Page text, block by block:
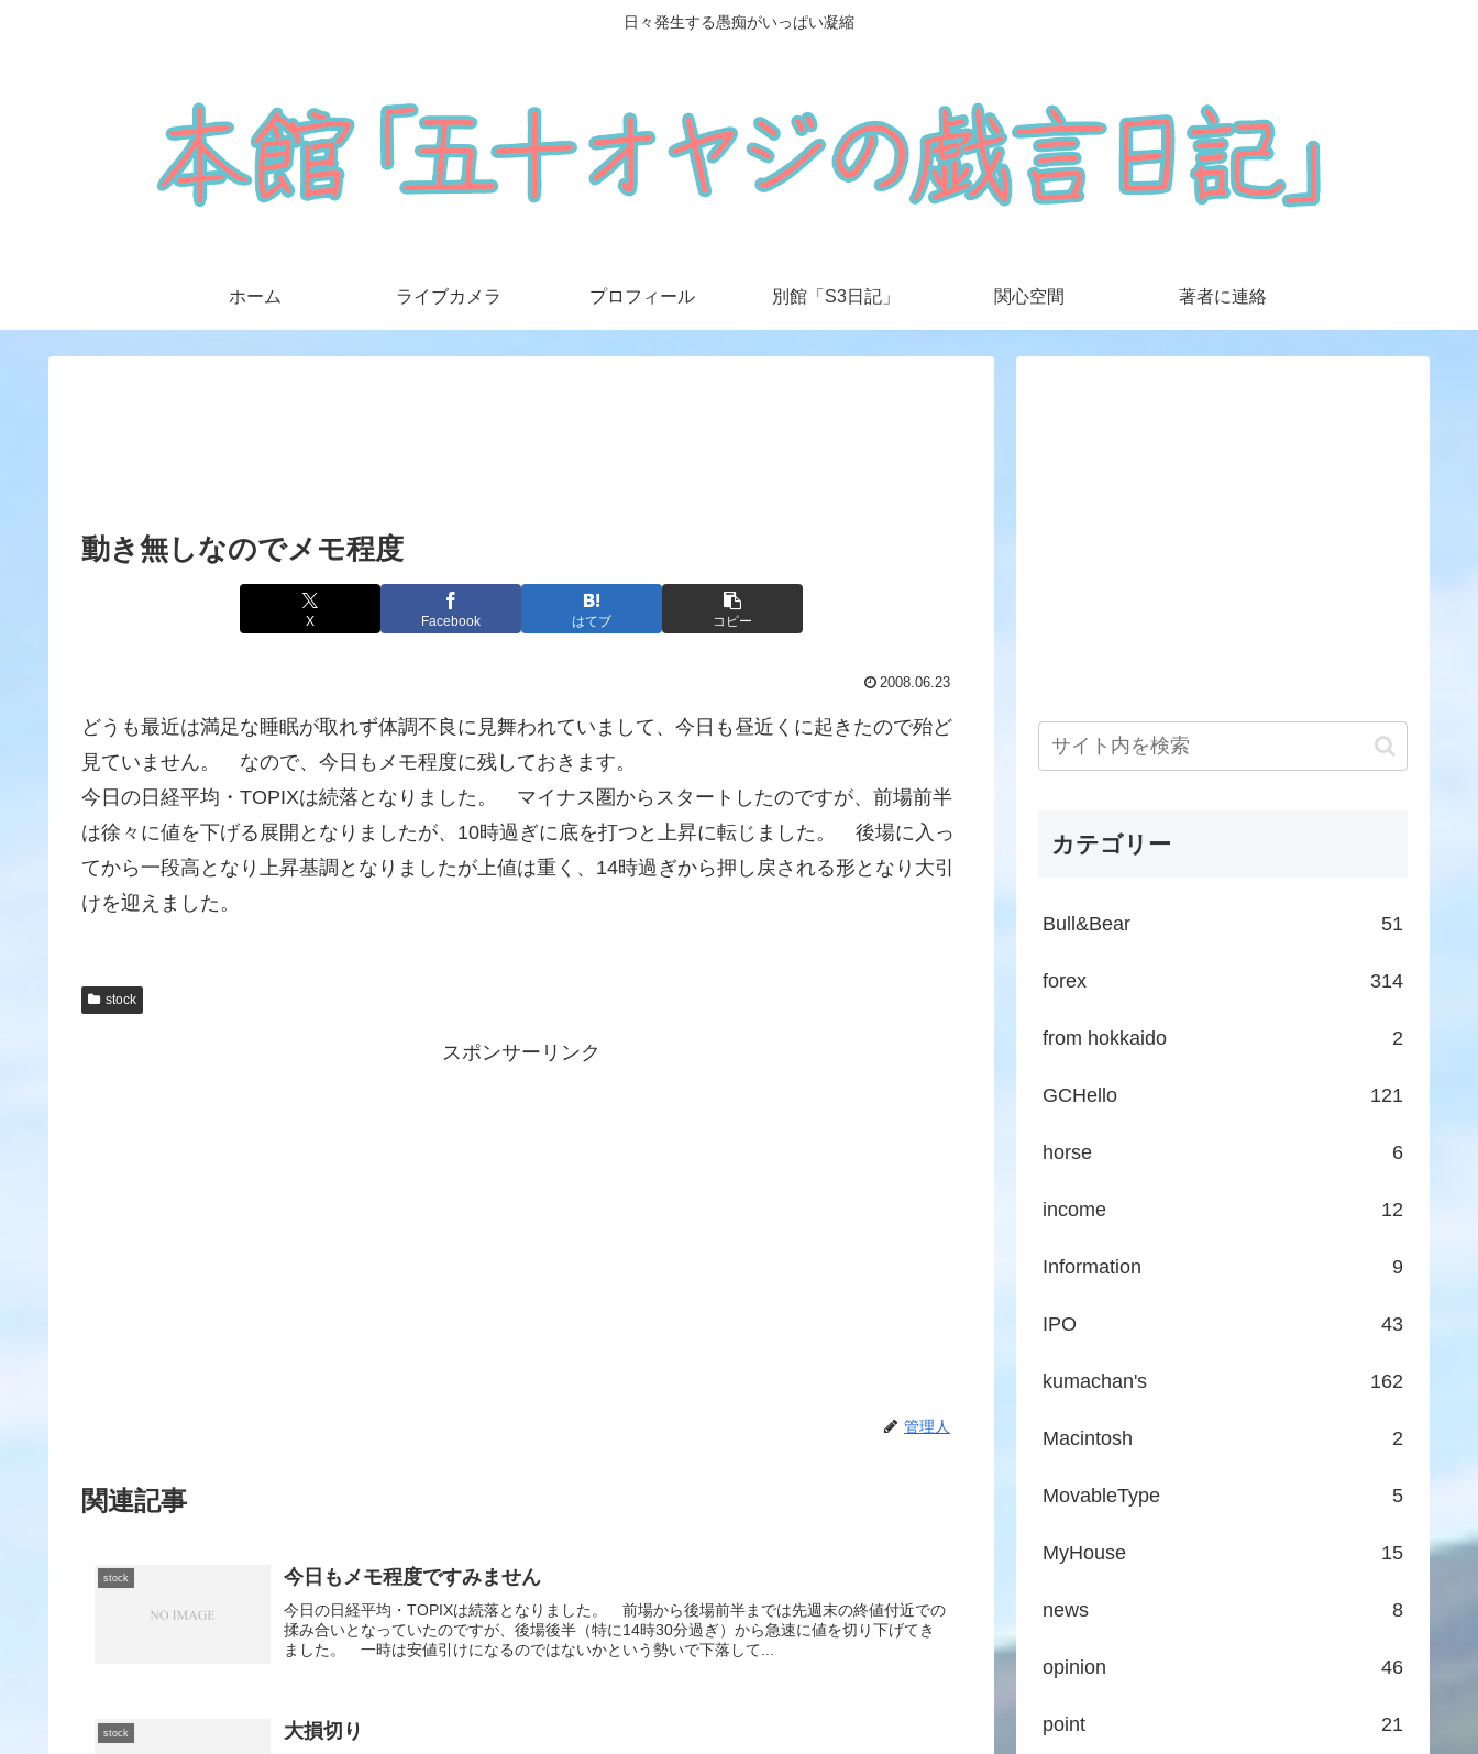
日々発生する愚痴がいっぱい凝縮
ホーム ライブカメラ プロフィール 別館「S3日記」 関心空間 著者に連絡
動き無しなのでメモ程度
X Facebook はてブ コピー
2008.06.23
どうも最近は満足な睡眠が取れず体調不良に見舞われていまして、今日も昼近くに起きたので殆ど
見ていません。 なので、今日もメモ程度に残しておきます。
今日の日経平均・TOPIXは続落となりました。 マイナス圏からスタートしたのですが、前場前半
は徐々に値を下げる展開となりましたが、10時過ぎに底を打つと上昇に転じました。 後場に入っ
てから一段高となり上昇基調となりましたが上値は重く、14時過ぎから押し戻される形となり大引
けを迎えました。
stock
スポンサーリンク
管理人
関連記事
stock 今日もメモ程度ですみません
今日の日経平均・TOPIXは続落となりました。 前場から後場前半までは先週末の終値付近での
揉み合いとなっていたのですが、後場後半（特に14時30分過ぎ）から急速に値を切り下げてき
ました。 一時は安値引けになるのではないかという勢いで下落して...
stock 大損切り
カテゴリー
Bull&Bear 51
forex 314
from hokkaido 2
GCHello 121
horse 6
income 12
Information 9
IPO 43
kumachan's 162
Macintosh 2
MovableType 5
MyHouse 15
news 8
opinion 46
point 21